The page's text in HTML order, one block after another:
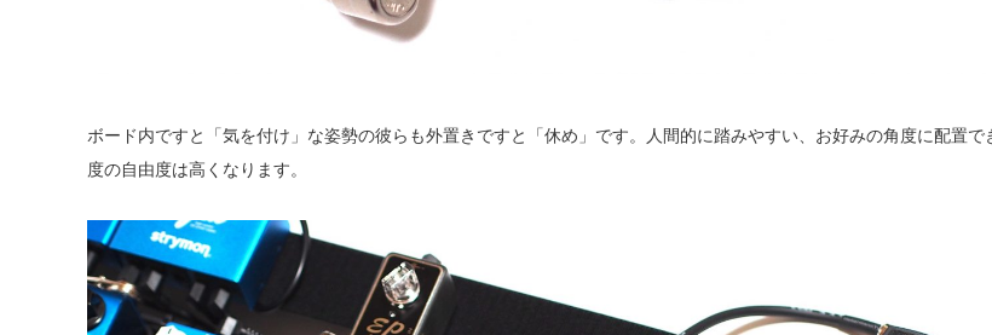
ボード内ですと「気を付け」な姿勢の彼らも外置きですと「休め」です。人間的に踏みやすい、お好みの角度に配置で
度の自由度は高くなります。